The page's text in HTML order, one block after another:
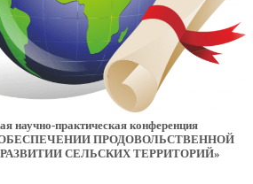
научно-практическая конференция
ОБЕСПЕЧЕНИИ ПРОДОВОЛЬСТВЕННОЙ
СЕЛЬСКИХ ТЕРРИТОРИЙ»